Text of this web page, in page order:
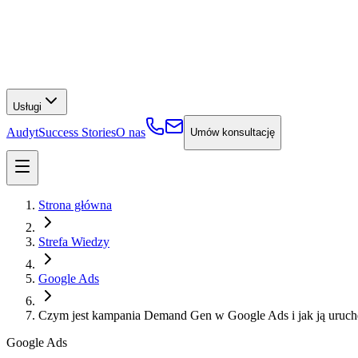
Usługi
AudytSuccess StoriesO nas Umów konsultację
Strona główna
Strefa Wiedzy
Google Ads
Czym jest kampania Demand Gen w Google Ads i jak ją
Google Ads